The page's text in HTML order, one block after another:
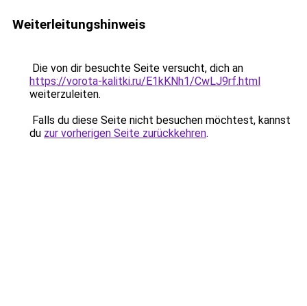
Weiterleitungshinweis
Die von dir besuchte Seite versucht, dich an
https://vorota-kalitki.ru/E1kKNh1/CwLJ9rf.html
weiterzuleiten.
Falls du diese Seite nicht besuchen möchtest, kannst
du zur vorherigen Seite zurückkehren.